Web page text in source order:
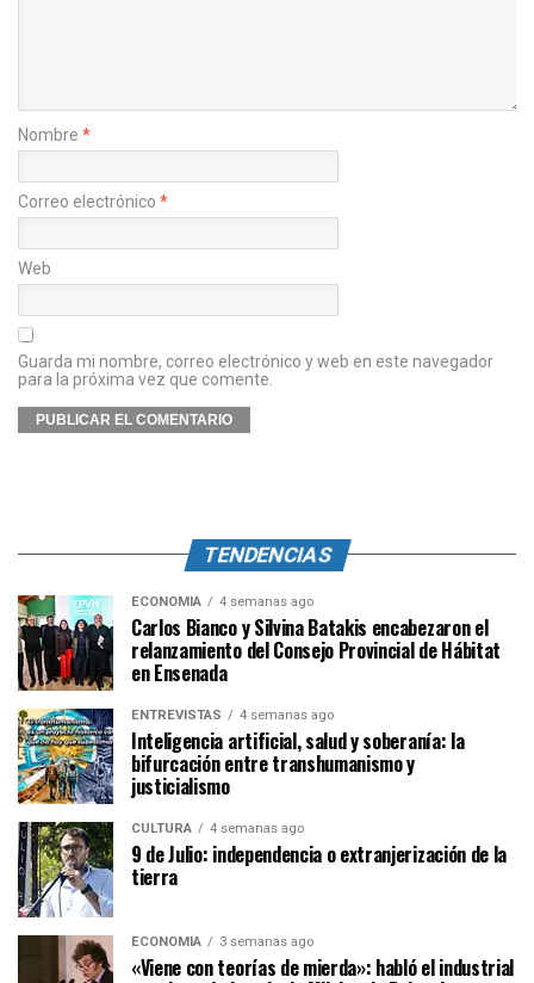
Nombre *
Correo electrónico *
Web
Guarda mi nombre, correo electrónico y web en este navegador
para la próxima vez que comente.
TENDENCIAS
ECONOMÍA 4 semanas ago
Carlos Bianco y Silvina Batakis encabezaron el
relanzamiento del Consejo Provincial de Hábitat
en Ensenada
ENTREVISTAS 4 semanas ago
Inteligencia artificial, salud y soberanía: la
bifurcación entre transhumanismo y
justicialismo
CULTURA 4 semanas ago
9 de Julio: independencia o extranjerización de la
tierra
ECONOMÍA 3 semanas ago
«Viene con teorías de mierda»: habló el industrial